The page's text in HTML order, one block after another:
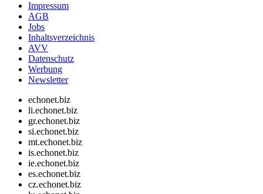
Impressum
AGB
Jobs
Inhaltsverzeichnis
AVV
Datenschutz
Werbung
Newsletter
echonet.biz
li.echonet.biz
gr.echonet.biz
si.echonet.biz
mt.echonet.biz
is.echonet.biz
ie.echonet.biz
es.echonet.biz
cz.echonet.biz